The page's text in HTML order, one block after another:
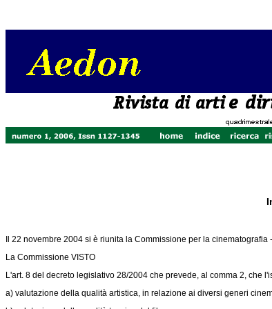
Il 22 novembre 2004 si è riunita la Commissione per la
La Commissione VISTO
L'art. 8 del decreto legislativo 28/2004 che prevede, al comma 2, che
a) valutazione della qualità artistica, in relazione ai diversi generi